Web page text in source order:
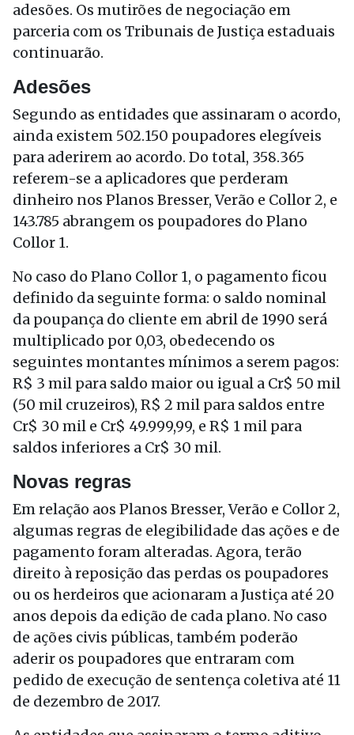
adesões. Os mutirões de negociação em
parceria com os Tribunais de Justiça estaduais
continuarão.
Adesões
Segundo as entidades que assinaram o acordo,
ainda existem 502.150 poupadores elegíveis
para aderirem ao acordo. Do total, 358.365
referem-se a aplicadores que perderam
dinheiro nos Planos Bresser, Verão e Collor 2, e
143.785 abrangem os poupadores do Plano
Collor 1.
No caso do Plano Collor 1, o pagamento ficou
definido da seguinte forma: o saldo nominal
da poupança do cliente em abril de 1990 será
multiplicado por 0,03, obedecendo os
seguintes montantes mínimos a serem pagos:
R$ 3 mil para saldo maior ou igual a Cr$ 50 mil
(50 mil cruzeiros), R$ 2 mil para saldos entre
Cr$ 30 mil e Cr$ 49.999,99, e R$ 1 mil para
saldos inferiores a Cr$ 30 mil.
Novas regras
Em relação aos Planos Bresser, Verão e Collor 2,
algumas regras de elegibilidade das ações e de
pagamento foram alteradas. Agora, terão
direito à reposição das perdas os poupadores
ou os herdeiros que acionaram a Justiça até 20
anos depois da edição de cada plano. No caso
de ações civis públicas, também poderão
aderir os poupadores que entraram com
pedido de execução de sentença coletiva até 11
de dezembro de 2017.